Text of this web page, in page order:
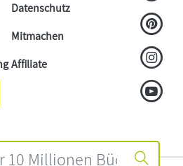
Datenschutz
Mitmachen
Affiliate